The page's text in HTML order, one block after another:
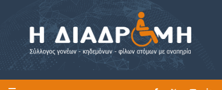
Η ΔΙΑΔΡΟΜΗ ΔΙΑΒΑΣΤΕ ΕΔΩ ►